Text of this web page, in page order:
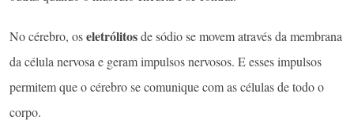
No cérebro, oseletrólitosde sódio se movem através da membrana
da célula nervosa e geram impulsos nervosos. E esses impulsos
permitem que o cérebro se comunique com as células de todo o
corpo.